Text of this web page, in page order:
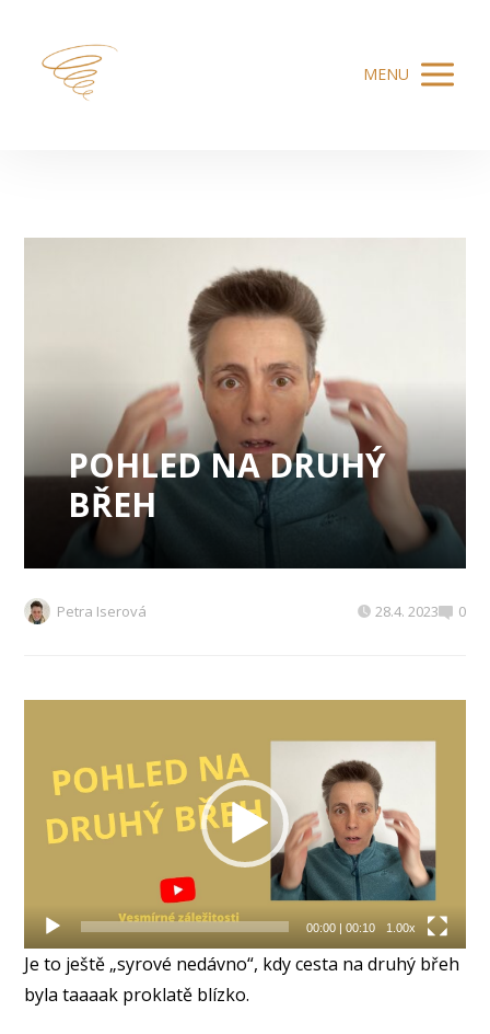
MENU
POHLED NA DRUHÝ
BŘEH
Petra Iserová 28.4. 2023 0
00:00| 00:10 1.00x
Je to ještě „syrové nedávno“, kdy cesta na druhý břeh
byla taaaak proklatě blízko.